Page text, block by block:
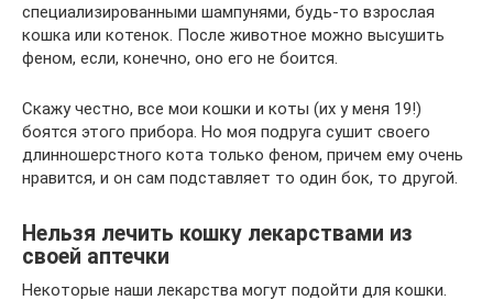
специализированными шампунями, будь-то взрослая
кошка или котенок. После животное можно высушить
феном, если, конечно, оно его не боится.
Скажу честно, все мои кошки и коты (их у меня 19!)
боятся этого прибора. Но моя подруга сушит своего
длинношерстного кота только феном, причем ему очень
нравится, и он сам подставляет то один бок, то другой.
Нельзя лечить кошку лекарствами из
своей аптечки
Некоторые наши лекарства могут подойти для кошки.